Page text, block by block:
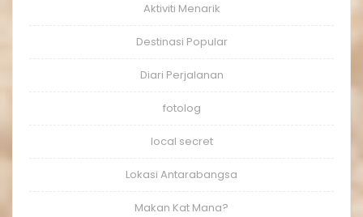
Aktiviti Menarik
Destinasi Popular
Diari Perjalanan
fotolog
local secret
Lokasi Antarabangsa
Makan Kat Mana?